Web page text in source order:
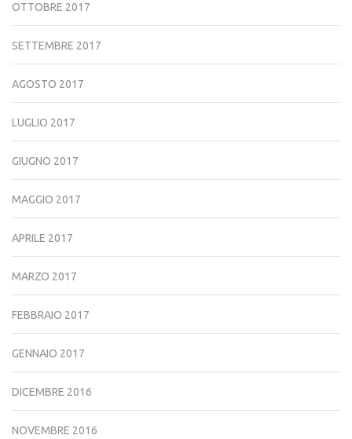
OTTOBRE 2017
SETTEMBRE 2017
AGOSTO 2017
LUGLIO 2017
GIUGNO 2017
MAGGIO 2017
APRILE 2017
MARZO 2017
FEBBRAIO 2017
GENNAIO 2017
DICEMBRE 2016
NOVEMBRE 2016